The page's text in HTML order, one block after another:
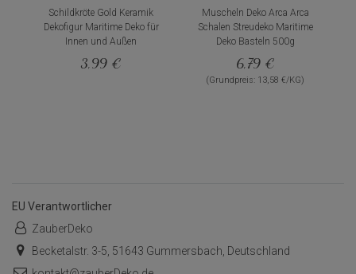
Schildkröte Gold Keramik
Dekofigur Maritime Deko für
Innen und Außen
3,99 €
Muscheln Deko Arca Arca
Schalen Streudeko Maritime
Deko Basteln 500g
6,79 €
(Grundpreis: 13,58 €/KG)
EU Verantwortlicher
ZauberDeko
Becketalstr. 3-5, 51643 Gummersbach, Deutschland